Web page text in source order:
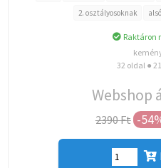
2. osztályosoknak
Raktáron
32 oldal ●
Webshop
2390 Ft -